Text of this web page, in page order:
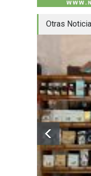
Otras